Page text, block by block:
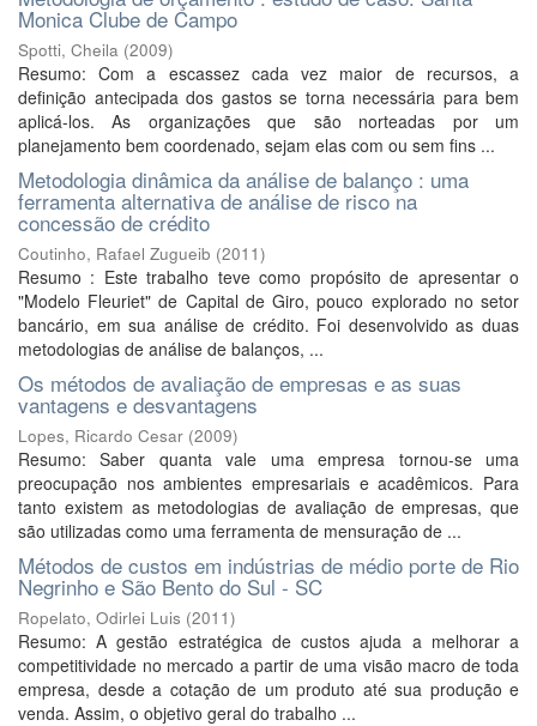
Monica Clube de Campo
Spotti, Cheila (2009)
Resumo: Com a escassez cada vez maior de recursos, a
definição antecipada dos gastos se torna necessária para bem
aplicá-los. As organizações que são norteadas por um
planejamento bem coordenado, sejam elas com ou sem fins ...
Metodologia dinâmica da análise de balanço : uma
ferramenta alternativa de análise de risco na
concessão de crédito
Coutinho, Rafael Zugueib (2011)
Resumo : Este trabalho teve como propósito de apresentar o
"Modelo Fleuriet" de Capital de Giro, pouco explorado no setor
bancário, em sua análise de crédito. Foi desenvolvido as duas
metodologias de análise de balanços, ...
Os métodos de avaliação de empresas e as suas
vantagens e desvantagens
Lopes, Ricardo Cesar (2009)
Resumo: Saber quanta vale uma empresa tornou-se uma
preocupação nos ambientes empresariais e acadêmicos. Para
tanto existem as metodologias de avaliação de empresas, que
são utilizadas como uma ferramenta de mensuração de ...
Métodos de custos em indústrias de médio porte de Rio
Negrinho e São Bento do Sul - SC
Ropelato, Odirlei Luis (2011)
Resumo: A gestão estratégica de custos ajuda a melhorar a
competitividade no mercado a partir de uma visão macro de toda
empresa, desde a cotação de um produto até sua produção e
venda. Assim, o objetivo geral do trabalho ...